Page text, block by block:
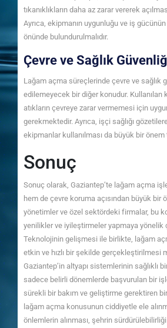
tıkanıklıkların daha az zarar vererek
Ayrıca, ekipmanın uygunluğu ve iş
önünde bulundurulmalıdır.
Çevre ve Sağlık
Lağam açma süreçlerinde çevre ve sağlık
edilemeyecek bir diğer konudur. Kullanılan
atıkların çevreye zarar vermemesi için
gerekmektedir. Ayrıca, işçi sağlığı
ekipmanlar kullanılması da büyük bir önem
Sonuç
Sonuç olarak, Gaziantep’te lağam açma
hem de çevre koruma açısından büyük bir
yönetimler ve özel sektördeki firmalar, bu
yenilikler ve iyileştirmeler yapmaya yönelik
Teknolojinin gelişmesi ile birlikte, lağam
etkin ve hızlı bir şekilde gerçekleştirilmesi
Gaziantep’in altyapı sistemlerinin sağlıklı
sadece belirli dönemlerde başvurulan bir
sürekli bir bakım ve geliştirme gerektiren
lağam açma konusunun ciddiyetle ele
önlemlerin alınması, şehrin sürdürülebilirliği